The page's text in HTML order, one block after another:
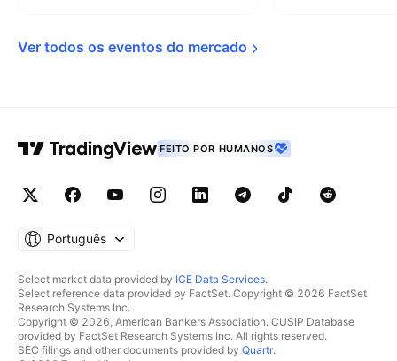
Ver todos os eventos do mercado
FEITO POR HUMANOS
Português
Select market data provided by ICE Data Services.
Select reference data provided by FactSet. Copyright © 2026 FactSet
Research Systems Inc.
Copyright © 2026, American Bankers Association. CUSIP Database
provided by FactSet Research Systems Inc. All rights reserved.
SEC filings and other documents provided by Quartr.